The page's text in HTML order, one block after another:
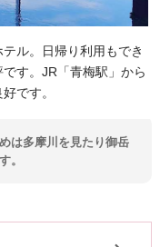
ル。日帰り利用もでき
す。JR「青梅駅」から
です。
は多摩川を見たり御岳
。